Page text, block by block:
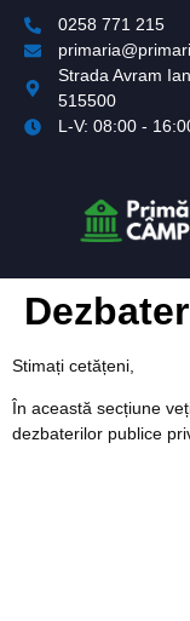
0258 771 215
Strada Avram
515500
L-V: 08:00 -
Stimați cetățeni,
În această secțiune
dezbaterilor publice